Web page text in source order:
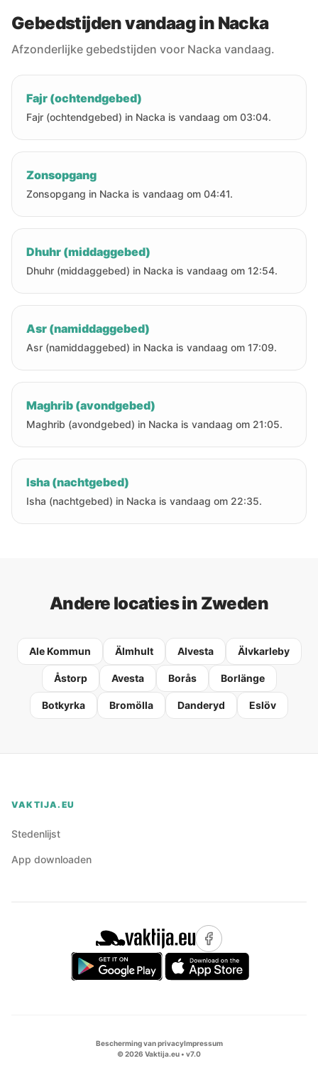
Gebedstijden vandaag in Nacka
Afzonderlijke gebedstijden voor Nacka vandaag.
Fajr (ochtendgebed)
Fajr (ochtendgebed) in Nacka is vandaag om 03:04.
Zonsopgang
Zonsopgang in Nacka is vandaag om 04:41.
Dhuhr (middaggebed)
Dhuhr (middaggebed) in Nacka is vandaag om 12:54.
Asr (namiddaggebed)
Asr (namiddaggebed) in Nacka is vandaag om 17:09.
Maghrib (avondgebed)
Maghrib (avondgebed) in Nacka is vandaag om 21:05.
Isha (nachtgebed)
Isha (nachtgebed) in Nacka is vandaag om 22:35.
Andere locaties in Zweden
Ale Kommun Älmhult Alvesta Älvkarleby
Åstorp Avesta Borås Borlänge
Botkyrka Bromölla Danderyd Eslöv
VAKTIJA.EU
Stedenlijst
App downloaden
Bescherming van privacyImpressum
©2026 Vaktija.eu • v7.0